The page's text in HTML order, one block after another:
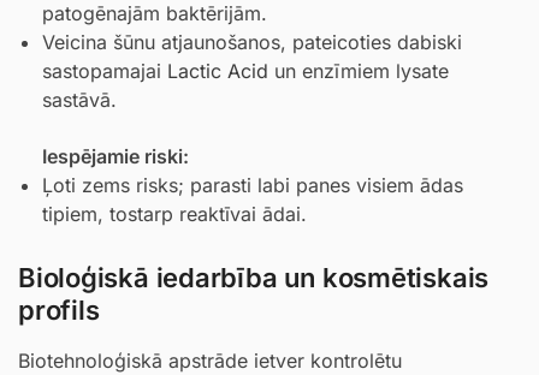
patogēnajām baktērijām.
Veicina šūnu atjaunošanos, pateicoties dabiski
sastopamajai Lactic Acid un enzīmiem lysate
sastāvā.
Iespējamie riski:
Ļoti zems risks; parasti labi panes visiem ādas
tipiem, tostarp reaktīvai ādai.
Bioloģiskā iedarbība un kosmētiskais
profils
Biotehnoloģiskā apstrāde ietver kontrolētu